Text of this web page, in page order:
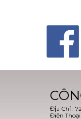
Địa Chỉ :
Điện